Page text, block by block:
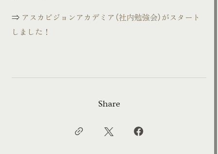
⇒ アスカビジョンアカデミア（社内勉強会）がスタート
しました！
Share